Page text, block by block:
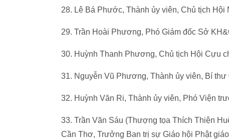
28. Lê Bá Phước, Thành ủy viên, Chủ tịch Hội
29. Trần Hoài Phương, Phó Giám đốc Sở
30. Huỳnh Thanh Phương, Chủ tịch Hội Cựu
31. Nguyễn Vũ Phương, Thành ủy viên, Bí thư
32. Huỳnh Văn Ri, Thành ủy viên, Phó Viện
33. Trần Văn Sáu (Thượng tọa Thích Thiện
Cần Thơ, Trưởng Ban trị sự Giáo hội Phật